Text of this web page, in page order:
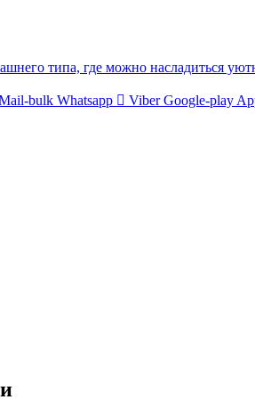
типа, где можно насладиться
bulk Whatsapp Viber Google-play